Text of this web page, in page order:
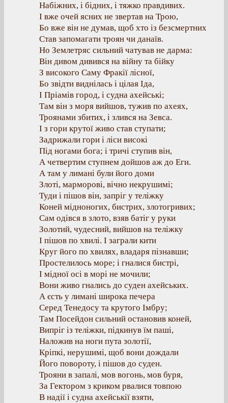
Набіжних, і бідних, і тяжко правдивих.
І вже очей ясних не звертав на Трою,
Бо вже він не думав, щоб хто із безсмертних
Став запомагати троян чи данаїв.
Но Землетряс сильний чатував не дарма:
Він дивом дивився на війну та бійку
З високого Саму Фракії лісної,
Бо звідти виднілась і цілая Іда,
І Пріамів город, і судна ахейські;
Там він з моря вийшов, тужив по ахеях,
Троянами збитих, і злився на Зевса.
І з гори крутої живо став ступати;
Задрижали гори і ліси високі
Під ногами бога; і тричі ступив він,
А четвертим ступнем дойшов аж до Еги.
А там у лимані були його доми
Злоті, марморові, вічно некрушимі;
Туди і пішов він, запріг у теліжку
Коней мідноногих, бистрих, злотогривих;
Сам одівся в злото, взяв батіг у руки
Золотий, чудесний, вийшов на теліжку
І пішов по хвилі. І заграли кити
Круг його по хвилях, владаря пізнавши;
Простелилось море; і гналися бистрі,
І мідної осі в морі не мочили;
Вони живо гнались до суден ахейських.
А єсть у лимані широка печера
Серед Тенедосу та крутого Імбру;
Там Посейдон сильний остановив коней,
Випріг із теліжки, підкинув їм паші,
Наложив на ноги пута золотії,
Кріпкі, нерушимі, щоб вони дождали
Його повороту, і пішов до суден.
Трояни в запалі, мов вогонь, мов буря,
За Гектором з криком рвалися товпою
В надії і судна ахейськії взяти,